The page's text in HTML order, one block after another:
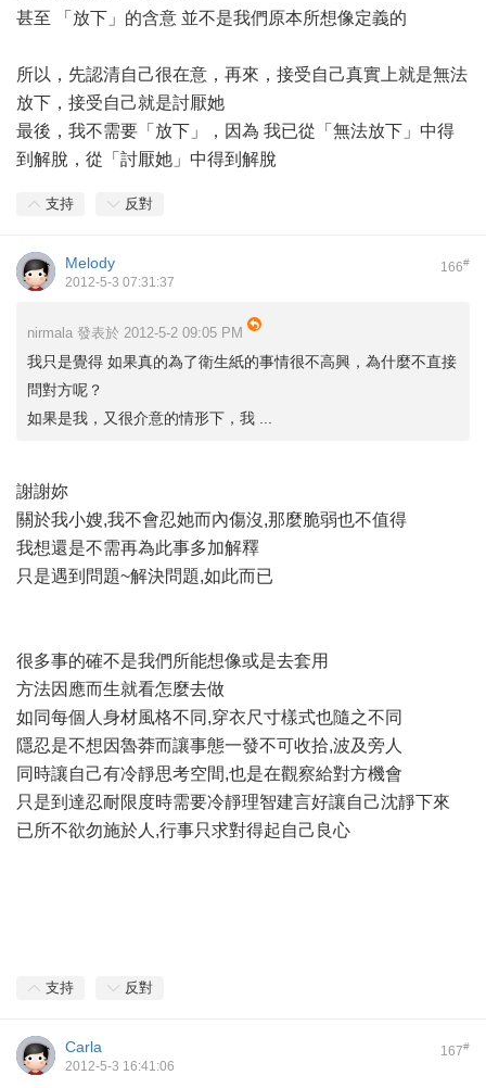
甚至 「放下」的含意 並不是我們原本所想像定義的
所以，先認清自己很在意，再來，接受自己真實上就是無法
放下，接受自己就是討厭她
最後，我不需要「放下」，因為 我已從「無法放下」中得
到解脫，從「討厭她」中得到解脫
支持 反對
166#
Melody
2012-5-3 07:31:37
nirmala 發表於 2012-5-2 09:05 PM
我只是覺得 如果真的為了衛生紙的事情很不高興，為什麼不直接
問對方呢？
如果是我，又很介意的情形下，我 ...
謝謝妳
關於我小嫂,我不會忍她而內傷沒,那麼脆弱也不值得
我想還是不需再為此事多加解釋
只是遇到問題~解決問題,如此而已
很多事的確不是我們所能想像或是去套用
方法因應而生就看怎麼去做
如同每個人身材風格不同,穿衣尺寸樣式也隨之不同
隱忍是不想因魯莽而讓事態一發不可收拾,波及旁人
同時讓自己有冷靜思考空間,也是在觀察給對方機會
只是到達忍耐限度時需要冷靜理智建言好讓自己沈靜下來
已所不欲勿施於人,行事只求對得起自己良心
支持 反對
167#
Carla
2012-5-3 16:41:06